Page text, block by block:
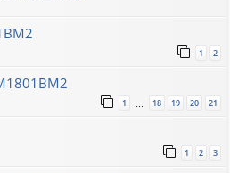
1 2
1 18 19 20 21
1 2 3